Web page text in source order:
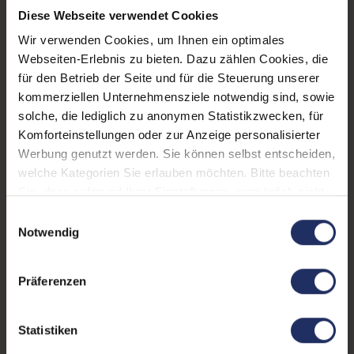
Diese Webseite verwendet Cookies
Wir verwenden Cookies, um Ihnen ein optimales
Webseiten-Erlebnis zu bieten. Dazu zählen Cookies, die
für den Betrieb der Seite und für die Steuerung unserer
kommerziellen Unternehmensziele notwendig sind, sowie
solche, die lediglich zu anonymen Statistikzwecken, für
Komforteinstellungen oder zur Anzeige personalisierter
Werbung genutzt werden. Sie können selbst entscheiden,
welche Kategorien Sie erlauben möchten. Bitte beachten
Weitere Informationen finden Sie in
Notwendig
Präferenzen
Statistiken
CPU Generation: 8
Prozessorkerne:
Stift: Nein
Datenspeicher: 500 GB SSD
Arbeitsspeicher: 16 GB DDR4
Betriebssystem: Windows 11 Professional
Tastaturbeleuchtung:
Schnittstellen:
1x Audio / Mikrofon - 3.5
, 1x Bluetooth,
, 2x USB 3 Typ A